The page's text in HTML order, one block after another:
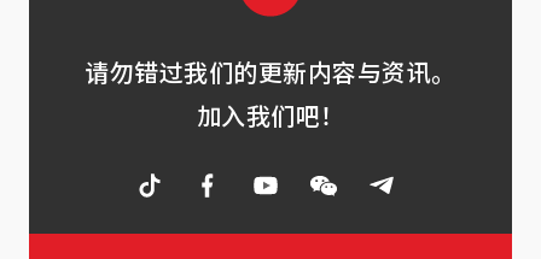
请勿错过我们的更新内容与资讯。
加入我们吧！